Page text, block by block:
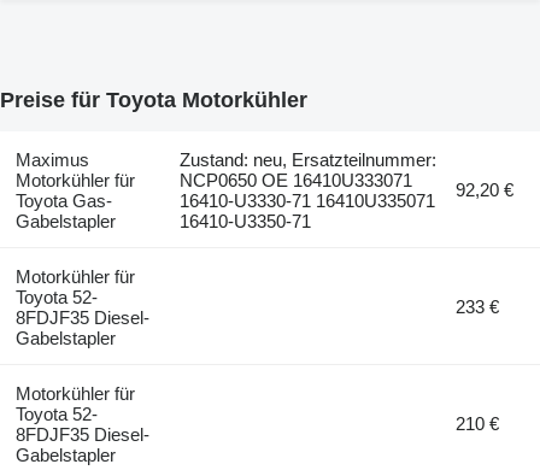
Preise für Toyota Motorkühler
Maximus
Motorkühler für
Toyota Gas-
Gabelstapler
Zustand: neu, Ersatzteilnummer:
NCP0650 OE 16410U333071
16410-U3330-71 16410U335071
16410-U3350-71
92,20 €
Motorkühler für
Toyota 52-
8FDJF35 Diesel-
Gabelstapler
233 €
Motorkühler für
Toyota 52-
8FDJF35 Diesel-
Gabelstapler
210 €